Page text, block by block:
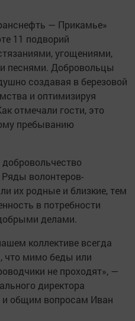
— Прикамье»
11 подворий
угощениями,
песнями. Добровольцы
создавая в березовой
и оптимизируя
отмечали гости, это
пребыванию
волонтеров-
их родные и близкие, тем
в потребности
делами.
коллективе всегда
что мимо беды или
не проходят», —
директора
и общим вопросам Иван